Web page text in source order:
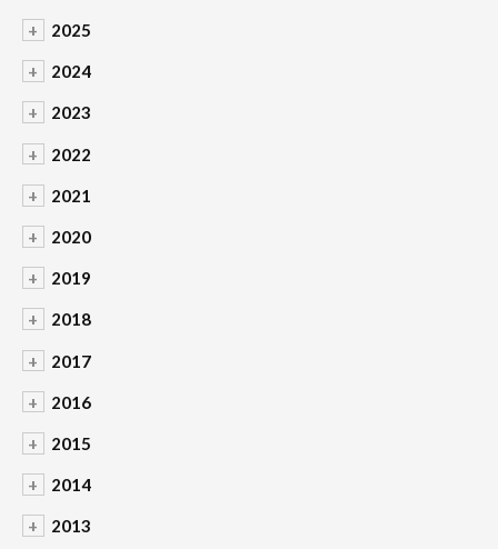
+ 2025
+ 2024
+ 2023
+ 2022
+ 2021
+ 2020
+ 2019
+ 2018
+ 2017
+ 2016
+ 2015
+ 2014
+ 2013